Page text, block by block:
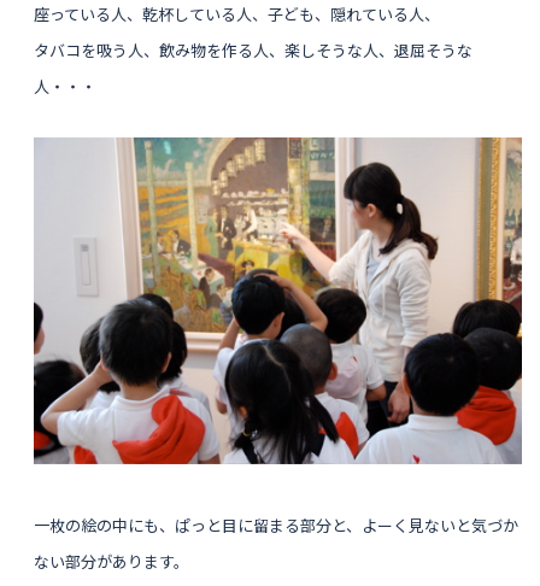
座っている人、乾杯している人、子ども、隠れている人、
タバコを吸う人、飲み物を作る人、楽しそうな人、退屈そうな
人・・・
一枚の絵の中にも、ぱっと目に留まる部分と、よーく見ないと気づか
ない部分があります。